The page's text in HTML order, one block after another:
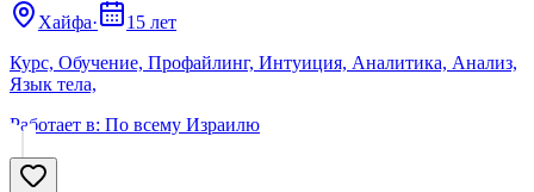
Хайфа·
15 лет
Курс, Обучение, Профайлинг, Интуиция, Аналитика, Анализ,
Язык тела,
Работает в: По всему Израилю